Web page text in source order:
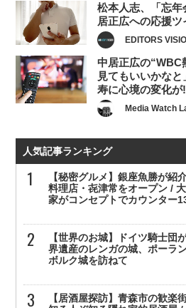
松本人志、「忘
居正広への応援
EDITORS
中居正広の“WBC
見てもいいかな
寿に心境の変化が
Media Watch
人気記事ランキング
【秘密グルメ】銀座魚勝が紹
料理店・㐂津常をオープン /
家がコンセプトでカウンター
【世界のお城】ドイツ騎士団
界遺産のレンガの城、ポーラ
ボルク城を訪ねて
【居酒屋探訪】青森市の歓楽